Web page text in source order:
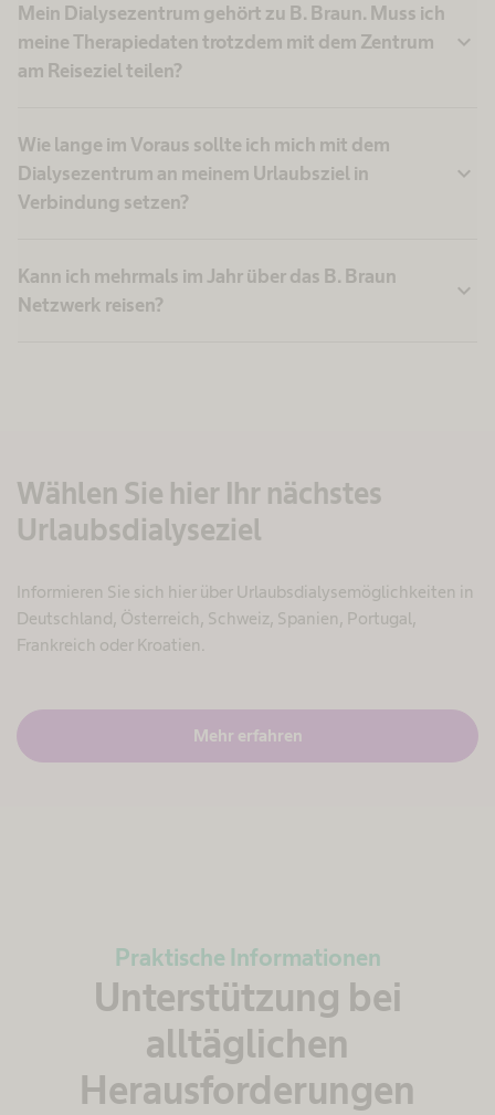
Mein Dialysezentrum gehört zu B. Braun. Muss ich
meine Therapiedaten trotzdem mit dem Zentrum
am Reiseziel teilen?
expand_more
Wie lange im Voraus sollte ich mich mit dem
Dialysezentrum an meinem Urlaubsziel in
Verbindung setzen?
expand_more
Kann ich mehrmals im Jahr über das B. Braun
Netzwerk reisen?
expand_more
Wählen Sie hier Ihr nächstes
Urlaubsdialyseziel
Informieren Sie sich hier über Urlaubsdialysemöglichkeiten in
Deutschland, Österreich, Schweiz, Spanien, Portugal,
Frankreich oder Kroatien.
Mehr erfahren
Praktische Informationen
Unterstützung bei
alltäglichen
Herausforderungen